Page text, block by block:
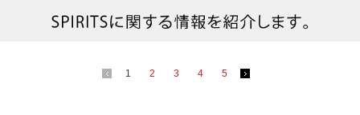
1 2 3 4 5